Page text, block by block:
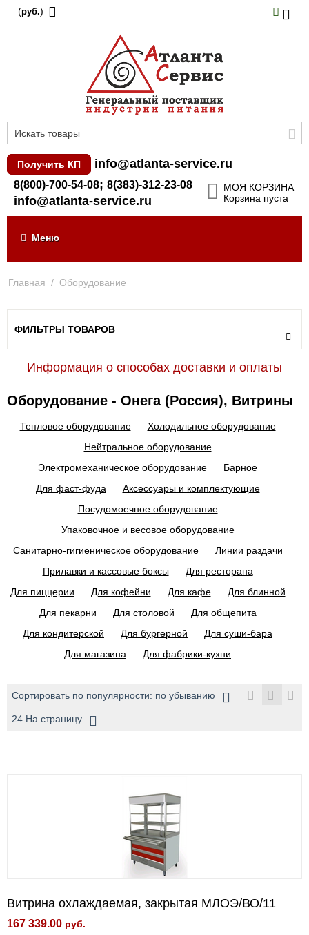
(руб.)
Получить КП info@atlanta-service.ru
8(800)-700-54-08; 8(383)-312-23-08
info@atlanta-service.ru
МОЯ КОРЗИНА
Корзина пуста
Меню
Главная / Оборудование
ФИЛЬТРЫ ТОВАРОВ
Информация о способах доставки и оплаты
Оборудование - Онега (Россия), Витрины
Тепловое оборудование
Холодильное оборудование
Нейтральное оборудование
Электромеханическое оборудование
Барное
Для фаст-фуда
Аксессуары и комплектующие
Посудомоечное оборудование
Упаковочное и весовое оборудование
Санитарно-гигиеническое оборудование
Линии раздачи
Прилавки и кассовые боксы
Для ресторана
Для пиццерии
Для кофейни Для кафе
Для блинной
Для пекарни
Для столовой
Для общепита
Для кондитерской
Для бургерной
Для суши-бара
Для магазина
Для фабрики-кухни
Сортировать по популярности: по убыванию
24 На страницу
Витрина охлаждаемая, закрытая МЛОЭ/ВО/11
167 339.00 руб.